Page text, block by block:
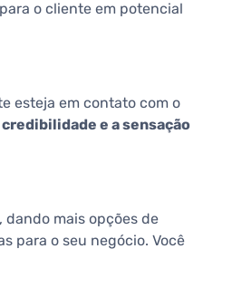
o cliente em potencial
esteja em contato com o
credibilidade e a sensação
mais opções de
para o seu negócio. Você